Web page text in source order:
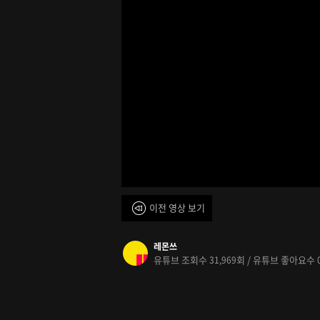
이전 영상 보기
레몬쓰
유튜브 조회수 31,969회 / 유튜브 좋아요수